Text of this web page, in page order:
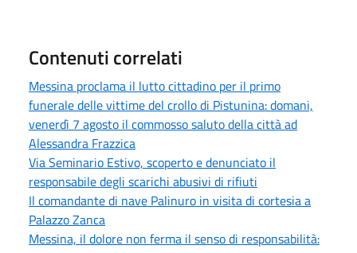
Contenuti correlati
Messina proclama il lutto cittadino per il primo
funerale delle vittime del crollo di Pistunina: domani,
venerdì 7 agosto il commosso saluto della città ad
Alessandra Frazzica
Via Seminario Estivo, scoperto e denunciato il
responsabile degli scarichi abusivi di rifiuti
Il comandante di nave Palinuro in visita di cortesia a
Palazzo Zanca
Messina, il dolore non ferma il senso di responsabilità: